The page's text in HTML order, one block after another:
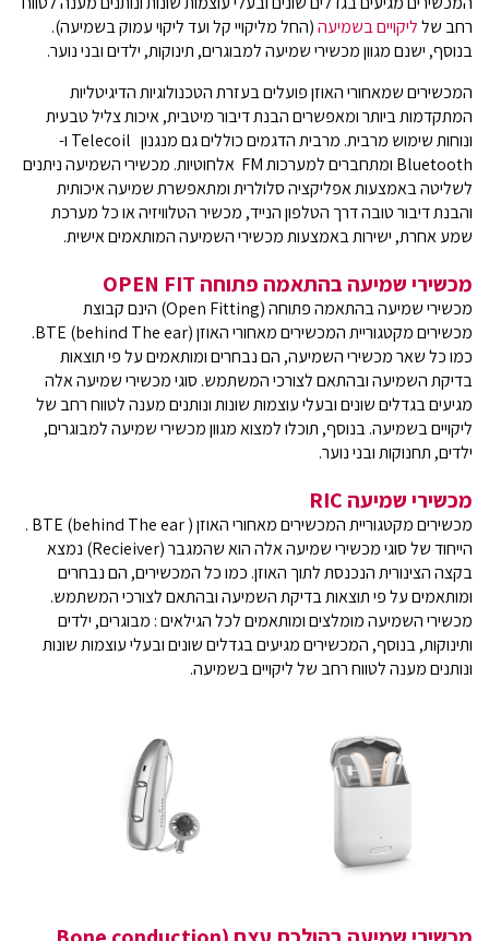
רחב שלליקויים בשמיעה(החל מליקויי קל ועד ליקוי עמוק בשמיעה).
בנוסף, ישנם מגוון מכשירי שמיעה למבוגרים, תינוקות, ילדים ובני נוער.
המכשירים שמאחורי האוזן פועלים בעזרת הטכנולוגיות הדיגיטליות
המתקדמות ביותר ומאפשרים הבנת דיבור מיטבית, איכות צליל טבעית
ונוחות שימוש מרבית. מרבית הדגמים כוללים גם מנגנון Telecoil ו-
Bluetooth ומתחברים למערכות FM אלחוטיות. מכשירי השמיעה ניתנים
לשליטה באמצעות אפליקציה סלולרית ומתאפשרת שמיעה איכותית
והבנת דיבור טובה דרך הטלפון הנייד, מכשיר הטלוויזיה או כל מערכת
שמע אחרת, ישירות באמצעות מכשירי השמיעה המותאמים אישית.
מכשירי שמיעה בהתאמה פתוחה OPEN FIT
מכשירי שמיעה בהתאמה פתוחה (Open Fitting) הינם קבוצת
מכשירים מקטגוריית המכשירים מאחורי האוזן (BTE (behind The ear.
כמו כל שאר מכשירי השמיעה, הם נבחרים ומותאמים על פי תוצאות
בדיקת השמיעה ובהתאם לצורכי המשתמש. סוגי מכשירי שמיעה אלה
מגיעים בגדלים שונים ובעלי עוצמות שונות ונותנים מענה לטווח רחב של
ליקויים בשמיעה. בנוסף, תוכלו למצוא מגוון מכשירי שמיעה למבוגרים,
ילדים, תחנוקות ובני נוער.
מכשירי שמיעה RIC
מכשירים מקטגוריית המכשירים מאחורי האוזן ( BTE (behind The ear .
הייחוד של סוגי מכשירי שמיעה אלה הוא שהמגבר (Recieiver) נמצא
בקצה הצינורית הנכנסת לתוך האוזן. כמו כל המכשירים, הם נבחרים
ומותאמים על פי תוצאות בדיקת השמיעה ובהתאם לצורכי המשתמש.
מכשירי השמיעה מומלצים ומותאמים לכל הגילאים : מבוגרים, ילדים
ותינוקות, בנוסף, המכשירים מגיעים בגדלים שונים ובעלי עוצמות שונות
ונותנים מענה לטווח רחב של ליקויים בשמיעה.